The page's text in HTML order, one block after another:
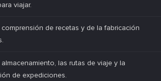
viajar.
comprensión de recetas y de la fabricación
las rutas de viaje y la
de expediciones.